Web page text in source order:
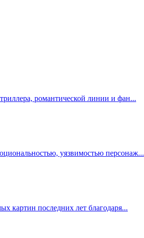
романтической линии и фан...
уязвимостью персонаж...
картин последних лет благодаря...